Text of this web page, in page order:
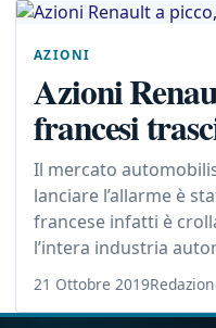
AZIONI
Azioni
francesi
Il mercato
lanciare l’allarme è
francese infatti è
l’intera industria
21 Ottobre 2019